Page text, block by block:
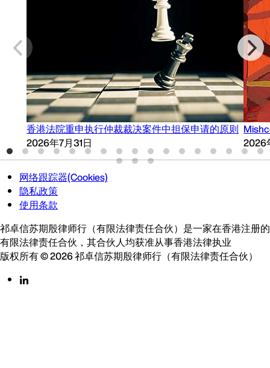
香港法院重申执行仲裁裁决案件中担保申请的原则
2026年7月31日
2026
网络跟踪器(Cookies)
隐私政策
使用条款
祁卓信苏期殷律师行（有限法律责任合伙）是一家在香港注册的
有限法律责任合伙，其合伙人均获准从事香港法律执业
版权所有 © 2026 祁卓信苏期殷律师行（有限法律责任合伙）